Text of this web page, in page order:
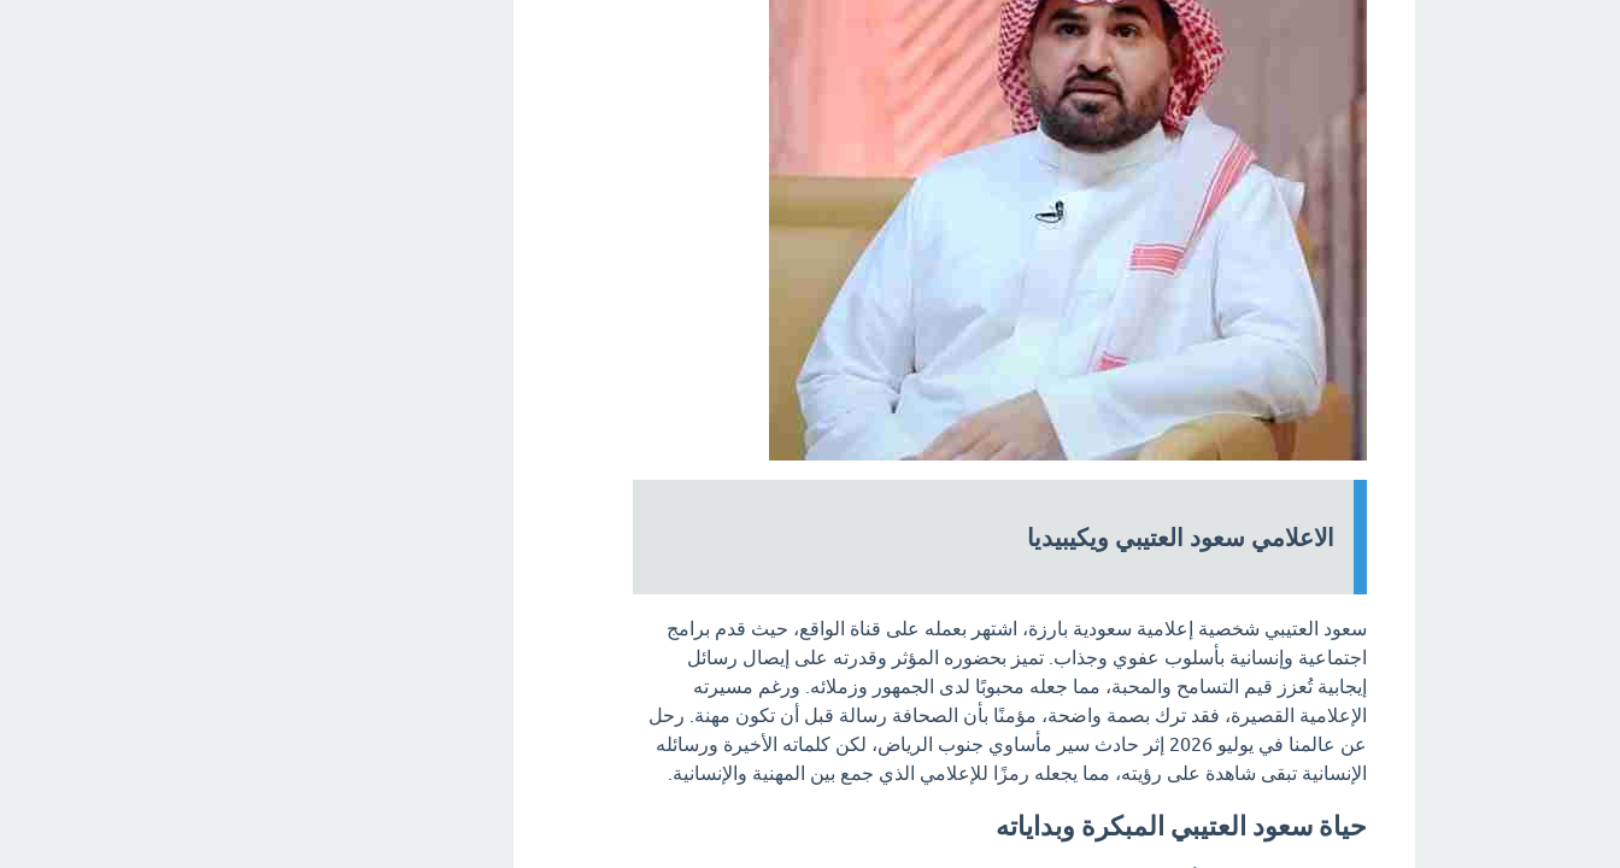
الاعلامي سعود العتيبي ويكيبيديا
سعود العتيبي شخصية إعلامية سعودية بارزة، اشتهر بعمله على قناة الواقع، حيث قدم برامج
اجتماعية وإنسانية بأسلوب عفوي وجذاب. تميز بحضوره المؤثر وقدرته على إيصال رسائل
إيجابية تُعزز قيم التسامح والمحبة، مما جعله محبوبًا لدى الجمهور وزملائه. ورغم مسيرته
الإعلامية القصيرة، فقد ترك بصمة واضحة، مؤمنًا بأن الصحافة رسالة قبل أن تكون مهنة. رحل
عن عالمنا في يوليو 2026 إثر حادث سير مأساوي جنوب الرياض، لكن كلماته الأخيرة ورسائله
الإنسانية تبقى شاهدة على رؤيته، مما يجعله رمزًا للإعلامي الذي جمع بين المهنية والإنسانية.
حياة سعود العتيبي المبكرة وبداياته